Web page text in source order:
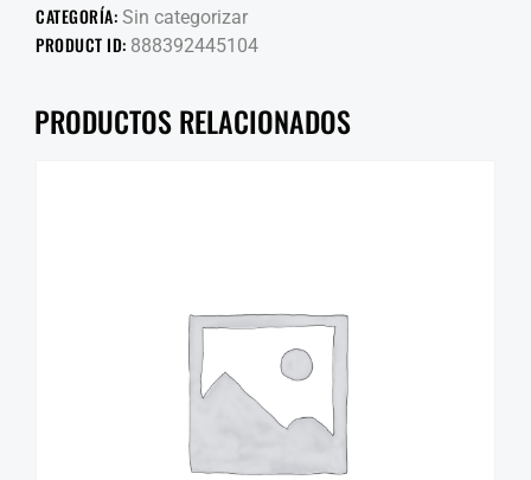
CATEGORÍA: Sin categorizar
PRODUCT ID: 888392445104
PRODUCTOS RELACIONADOS